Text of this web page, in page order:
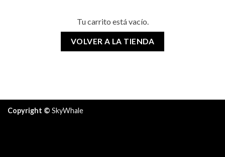
Tu carrito está vacío.
VOLVER A LA TIENDA
Copyright © SkyWhale